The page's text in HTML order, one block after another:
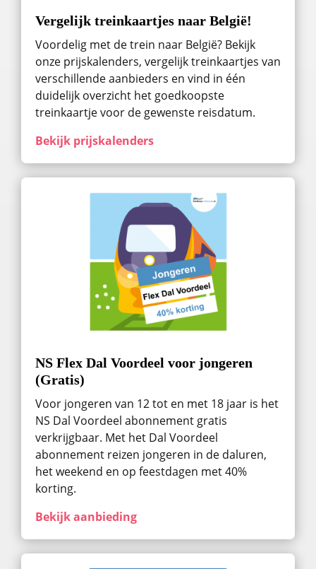
Vergelijk treinkaartjes naar België!
Voordelig met de trein naar België? Bekijk
onze prijskalenders, vergelijk treinkaartjes van
verschillende aanbieders en vind in één
duidelijk overzicht het goedkoopste
treinkaartje voor de gewenste reisdatum.
Bekijk prijskalenders
NS Flex Dal Voordeel voor jongeren
(Gratis)
Voor jongeren van 12 tot en met 18 jaar is het
NS Dal Voordeel abonnement gratis
verkrijgbaar. Met het Dal Voordeel
abonnement reizen jongeren in de daluren,
het weekend en op feestdagen met 40%
korting.
Bekijk aanbieding